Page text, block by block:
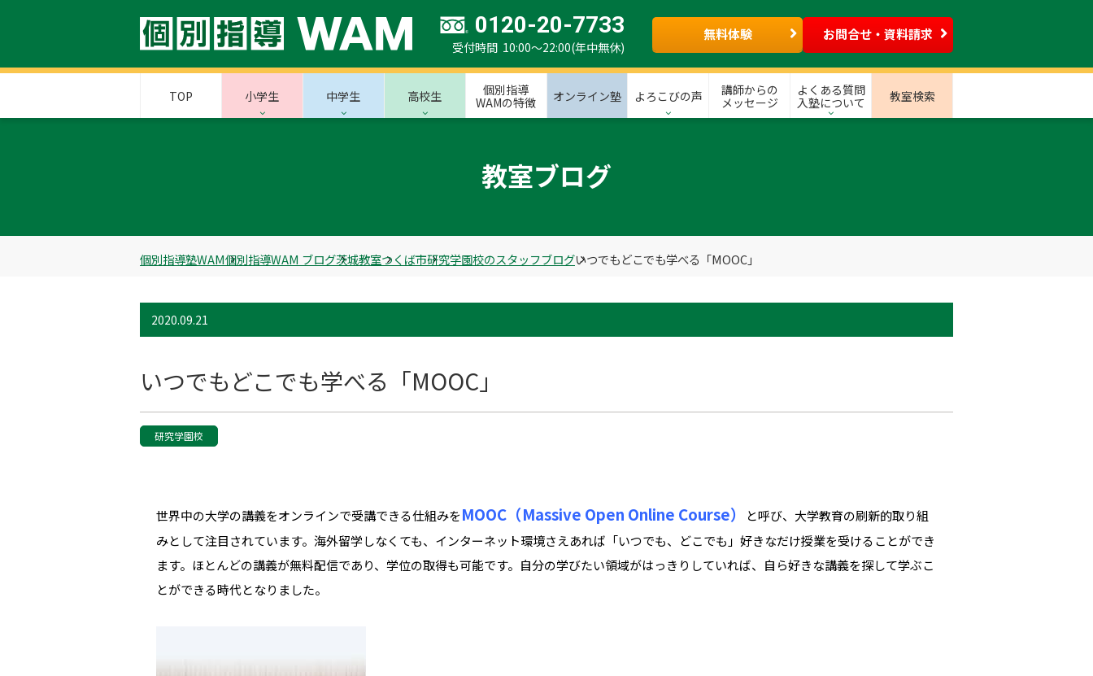
0120-20-7733
受付時間 10:00～22:00(年中無休)
無料体験 お問合せ・資料請求
TOP 小学生 中学生 高校生
個別指導
WAMの特徴
オンライン塾 よろこびの声
講師からの
メッセージ
よくある質問
入塾について
教室検索
教室ブログ
個別指導塾WAM個別指導WAM ブログ茨城教室つくば市研究学園校のスタッフブログいつでもどこでも学べる「MOOC」
2020.09.21
いつでもどこでも学べる「MOOC」
研究学園校
世界中の大学の講義をオンラインで受講できる仕組みをMOOC（Massive Open Online Course）
と呼び、大学教育の刷新的取り組
みとして注目されています。海外留学しなくても、インターネット環境さえあれば「いつでも、どこでも」好きなだけ授業を受けることができ
ます。ほとんどの講義が無料配信であり、学位の取得も可能です。自分の学びたい領域がはっきりしていれば、自ら好きな講義を探して学ぶこ
とができる時代となりました。